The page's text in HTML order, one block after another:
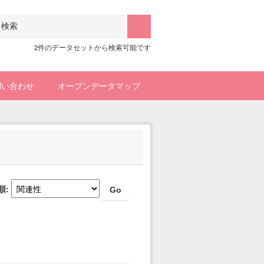
2件のデータセットから検索可能です
合わせ オープンデータマップ
Go